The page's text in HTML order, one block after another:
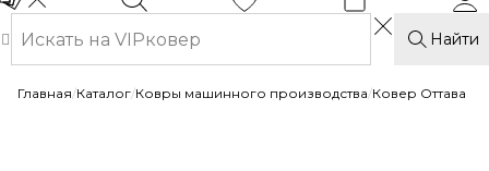
Найти
Главная/Каталог/Ковры машинного производства/Ковер Оттава